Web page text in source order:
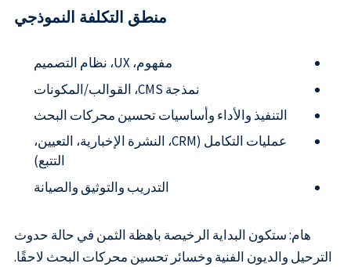
منطق التكلفة النموذجي
مفهوم، UX، نظام التصميم
نمذجة CMS، القوالب/المكونات
التنفيذ والأداء وأساسيات تحسين محركات البحث
عمليات التكامل (CRM، النشرة الإخبارية، التعيين،
التتبع)
التدريب والتوثيق والصيانة
هام: ستكون البداية الرخيصة باهظة الثمن في حالة حدوث
الترحيل والديون الفنية وخسائر تحسين محركات البحث لاحقًا.